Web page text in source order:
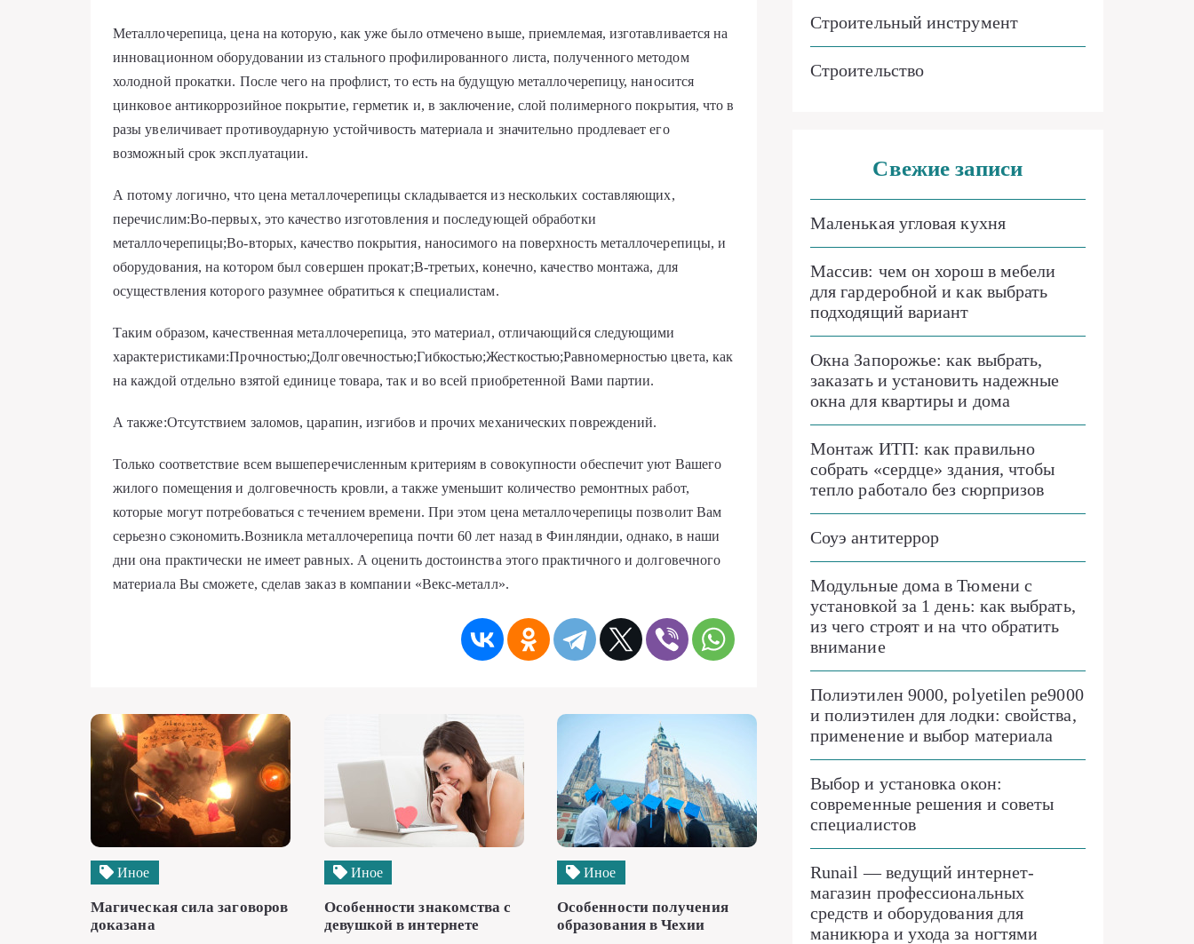
Металлочерепица, цена на которую, как уже было отмечено выше, приемлемая, изготавливается на
инновационном оборудовании из стального профилированного листа, полученного методом
холодной прокатки. После чего на профлист, то есть на будущую металлочерепицу, наносится
цинковое антикоррозийное покрытие, герметик и, в заключение, слой полимерного покрытия, что в
разы увеличивает противоударную устойчивость материала и значительно продлевает его
возможный срок эксплуатации.
А потому логично, что цена металлочерепицы складывается из нескольких составляющих,
перечислим:Во-первых, это качество изготовления и последующей обработки
металлочерепицы;Во-вторых, качество покрытия, наносимого на поверхность металлочерепицы, и
оборудования, на котором был совершен прокат;В-третьих, конечно, качество монтажа, для
осуществления которого разумнее обратиться к специалистам.
Таким образом, качественная металлочерепица, это материал, отличающийся следующими
характеристиками:Прочностью;Долговечностью;Гибкостью;Жесткостью;Равномерностью цвета, как
на каждой отдельно взятой единице товара, так и во всей приобретенной Вами партии.
А также:Отсутствием заломов, царапин, изгибов и прочих механических повреждений.
Только соответствие всем вышеперечисленным критериям в совокупности обеспечит уют Вашего
жилого помещения и долговечность кровли, а также уменьшит количество ремонтных работ,
которые могут потребоваться с течением времени. При этом цена металлочерепицы позволит Вам
серьезно сэкономить.Возникла металлочерепица почти 60 лет назад в Финляндии, однако, в наши
дни она практически не имеет равных. А оценить достоинства этого практичного и долговечного
материала Вы сможете, сделав заказ в компании «Векс-металл».
Иное
Магическая сила заговоров
доказана
Иное
Особенности знакомства с
девушкой в интернете
Иное
Особенности получения
образования в Чехии
Строительный инструмент
Строительство
Свежие записи
Маленькая угловая кухня
Массив: чем он хорош в мебели
для гардеробной и как выбрать
подходящий вариант
Окна Запорожье: как выбрать,
заказать и установить надежные
окна для квартиры и дома
Монтаж ИТП: как правильно
собрать «сердце» здания, чтобы
тепло работало без сюрпризов
Соуэ антитеррор
Модульные дома в Тюмени с
установкой за 1 день: как выбрать,
из чего строят и на что обратить
внимание
Полиэтилен 9000, polyetilen pe9000
и полиэтилен для лодки: свойства,
применение и выбор материала
Выбор и установка окон:
современные решения и советы
специалистов
Runail — ведущий интернет-
магазин профессиональных
средств и оборудования для
маникюра и ухода за ногтями